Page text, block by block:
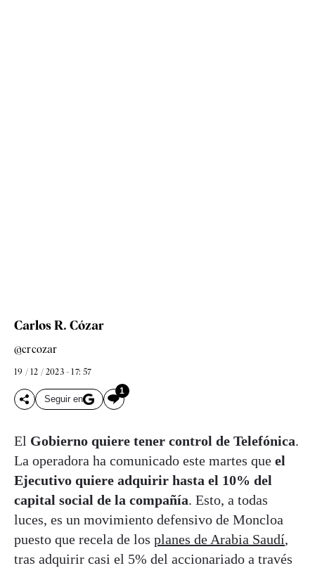
Carlos R. Cózar
@crcozar
19 / 12 / 2023 - 17: 57
Seguir en
1
El Gobierno quiere tener control de Telefónica.
La operadora ha comunicado este martes que el
Ejecutivo quiere adquirir hasta el 10% del
capital social de la compañía. Esto, a todas
luces, es un movimiento defensivo de Moncloa
puesto que recela de los planes de Arabia Saudí,
tras adquirir casi el 5% del accionariado a través